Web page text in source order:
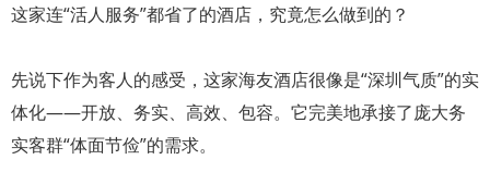
这家连“活人服务”都省了的酒店，究竟怎么做到的？
先说下作为客人的感受，这家海友酒店很像是“深圳气质”的实
体化——开放、务实、高效、包容。它完美地承接了庞大务
实客群“体面节俭”的需求。